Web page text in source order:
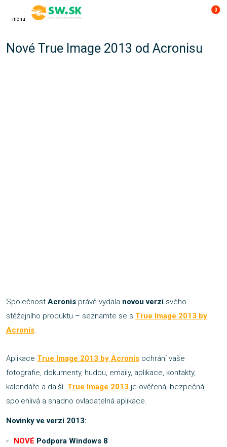
menu
0
Nové True Image 2013 od Acronisu
Společnost Acronis právě vydala novou verzi svého
stěžejního produktu – seznamte se s True Image 2013 by
Acronis.
Aplikace True Image 2013 by Acronis ochrání vaše
fotografie, dokumenty, hudbu, emaily, aplikace, kontakty,
kalendáře a další. True Image 2013 je ověřená, bezpečná,
spolehlivá a snadno ovladatelná aplikace.
Novinky ve verzi 2013:
NOVÉ Podpora Windows 8